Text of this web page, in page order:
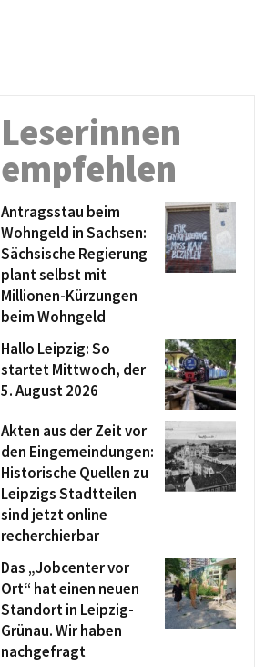
Leserinnen
empfehlen
Antragsstau beim
Wohngeld in Sachsen:
Sächsische Regierung
plant selbst mit
Millionen-Kürzungen
beim Wohngeld
Hallo Leipzig: So
startet Mittwoch, der
5. August 2026
Akten aus der Zeit vor
den Eingemeindungen:
Historische Quellen zu
Leipzigs Stadtteilen
sind jetzt online
recherchierbar
Das „Jobcenter vor
Ort“ hat einen neuen
Standort in Leipzig-
Grünau. Wir haben
nachgefragt